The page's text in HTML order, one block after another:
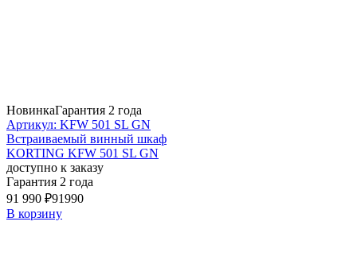
НовинкаГарантия 2 года
Артикул: KFW 501 SL GN
Встраиваемый винный шкаф
KORTING KFW 501 SL GN
доступно к заказу
Гарантия 2 года
91 990 ₽91990
В корзину